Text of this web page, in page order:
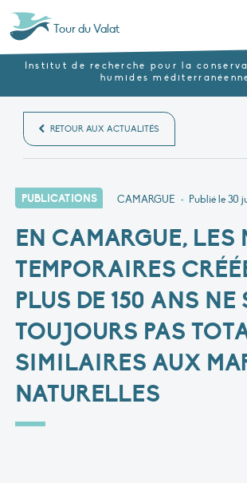
Tour du Valat
Institut de recherche pour la
humides
RETOUR AUX ACTUALITÉS
PUBLICATIONS CAMARGUE • Publié le30
EN CAMARGUE, LES
TEMPORAIRES
PLUS DE 150 ANS NE
TOUJOURS PAS
SIMILAIRES AUX
NATURELLES